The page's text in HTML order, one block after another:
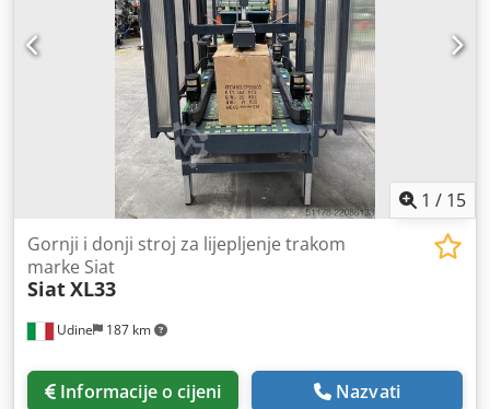
1 / 15
Udine 187 km
Gornji i donji stroj za lijepljenje trakom
marke Siat
SiatXL33
Informacije o cijeni Nazvati